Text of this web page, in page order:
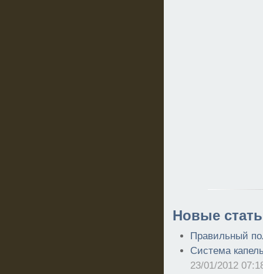
Новые
Правильный
Система
23/01/2012